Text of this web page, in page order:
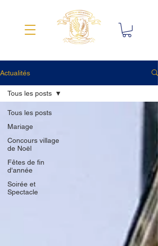
Actualités
Tous les posts
Mariage
Concours village
de Noël
Fêtes de fin
d'année
Soirée et
Spectacle
Tous les posts